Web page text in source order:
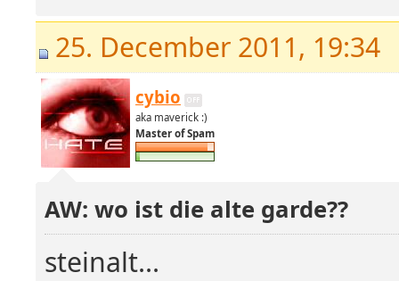
25. December 2011, 19:34
cybio
aka maverick :)
Master of Spam
AW: wo ist die alte garde??
steinalt...